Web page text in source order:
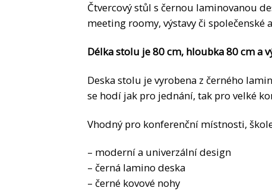
Čtvercový stůl s černou laminovanou
meeting roomy, výstavy či
Délka stolu je 80 cm, hloubka 80 cm a
Deska stolu je vyrobena z černého
se hodí jak pro jednání, tak pro velké
Vhodný pro konferenční místnosti,
– moderní a univerzální design
– černá lamino deska
– černé kovové nohy